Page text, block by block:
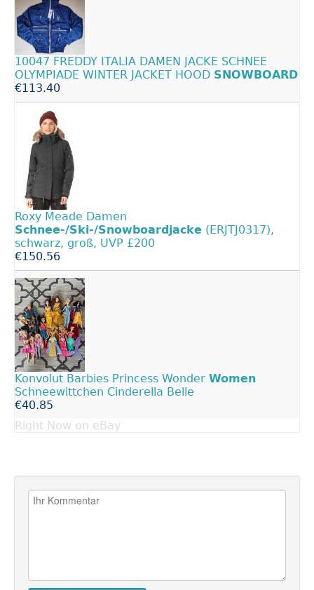
10047 FREDDY ITALIA DAMEN JACKE SCHNEE
OLYMPIADE WINTER JACKET HOOD SNOWBOARD
€113.40
Roxy Meade Damen
Schnee-/Ski-/Snowboardjacke (ERJTJ0317),
schwarz, groß, UVP £200
€150.56
Konvolut Barbies Princess Wonder Women
Schneewittchen Cinderella Belle
€40.85
Right Now on eBay